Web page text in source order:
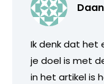
Ik denk dat het
je doel is met
in het artikel is